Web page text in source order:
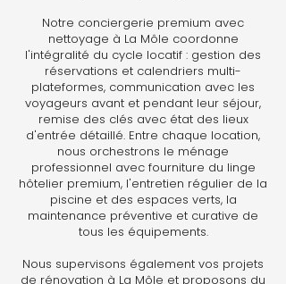
Notre conciergerie premium avec
nettoyage à La Môle coordonne
l'intégralité du cycle locatif : gestion des
réservations et calendriers multi-
plateformes, communication avec les
voyageurs avant et pendant leur séjour,
remise des clés avec état des lieux
d'entrée détaillé. Entre chaque location,
nous orchestrons le ménage
professionnel avec fourniture du linge
hôtelier premium, l'entretien régulier de la
piscine et des espaces verts, la
maintenance préventive et curative de
tous les équipements.
Nous supervisons également vos projets
de rénovation à La Môle et proposons du